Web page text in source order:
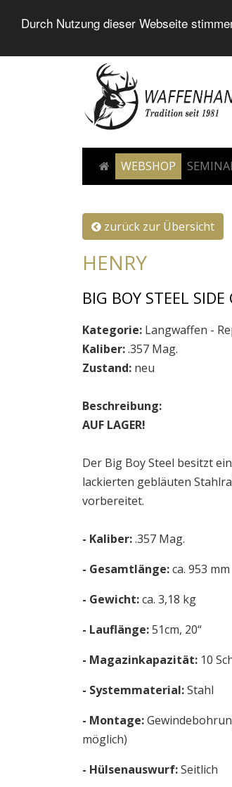
Durch Nutzung dieser Webseite
WEBSHOP
zurück zur Übersicht
HENRY
BIG BOY STEEL
Kategorie: Langwaffen -
Kaliber:.357 Mag.
Zustand: neu
Beschreibung:
AUF LAGER!
Der Big Boy Steel besitzt
lackierten gebläuten
vorbereitet.
- Kaliber:.357 Mag.
- Gesamtlänge:ca. 953 mm
- Gewicht:ca. 3,18 kg
- Lauflänge:51cm, 20“
- Magazinkapazität: 10
- Systemmaterial:Stahl
- Montage:
möglich)
- Hülsenauswurf:Seitlich